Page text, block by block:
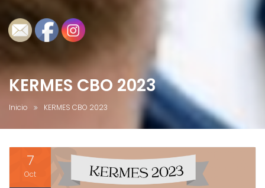
KERMES CBO 2023
Inicio KERMES CBO 2023
7
Oct